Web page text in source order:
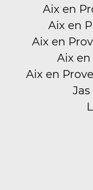
Aix en
Aix en
Aix en
Aix en
Aix en